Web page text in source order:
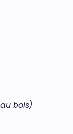
bois)